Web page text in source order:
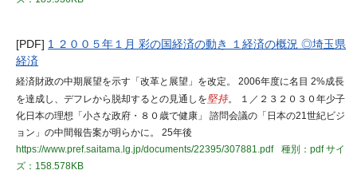
[PDF] 1 ２００５年１月 彩の国経済の動き １経済の概況 ◎埼玉県
経済
経済財政の中期展望を示す「改革と展望」を改定。 2006年度に名目 2%成長
を達成し、デフレから脱却するとの見通しを堅持。 １／２３２０３０年少子
化日本の理想「小さな政府・８０歳で健康」 諮問会議の「日本の21世紀ビジ
ョン」の中間報告案が明らかに。 25年後
https://www.pref.saitama.lg.jp/documents/22395/307881.pdf
種別：pdfサイ
ズ：158.578KB